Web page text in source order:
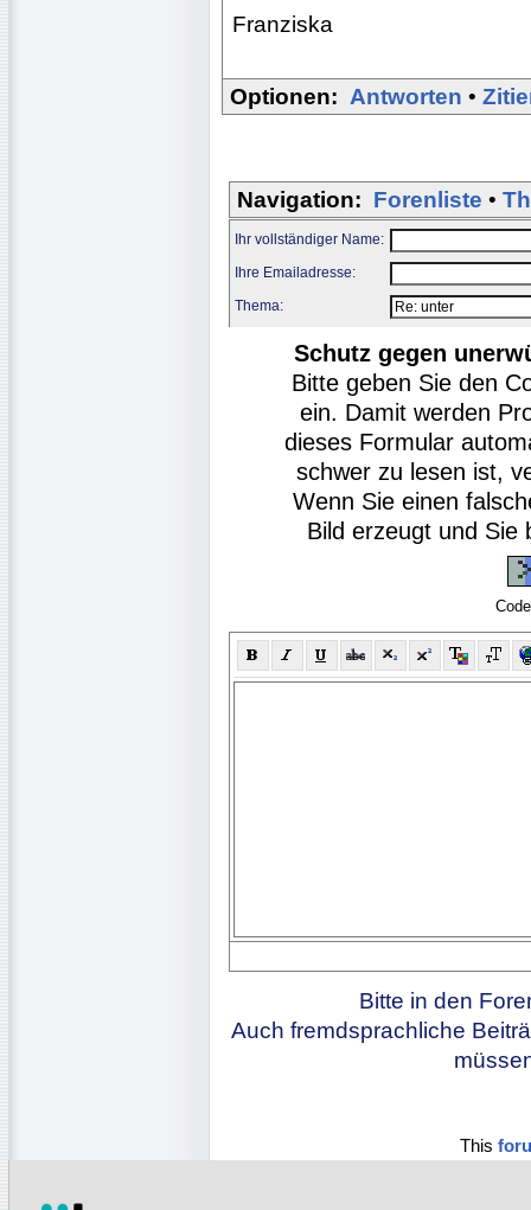
Franziska
Optionen: Antworten •
Navigation: Forenliste •
Ihr vollständiger Name:
Ihre Emailadresse:
Thema:
Schutz gegen
Bitte geben Sie den
ein. Damit werden
dieses Formular
schwer zu lesen ist,
Wenn Sie einen
Bild erzeugt und Sie
Bitte in den
Auch fremdsprachliche
This